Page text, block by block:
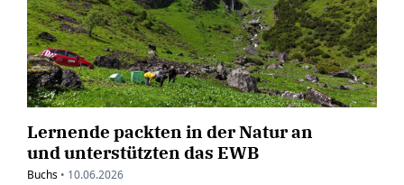
Lernende packten in der Natur an
und unterstützten das EWB
Buchs • 10.06.2026